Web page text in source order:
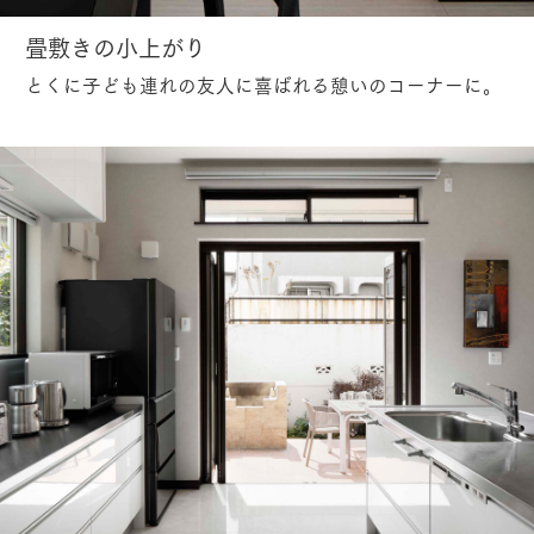
畳敷きの小上がり
とくに子ども連れの友人に喜ばれる憩いのコーナーに。